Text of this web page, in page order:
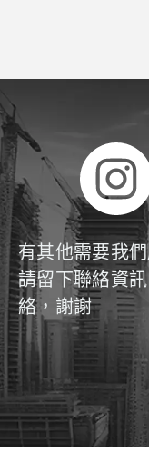
有其他需要我
請留下聯絡資
絡，謝謝